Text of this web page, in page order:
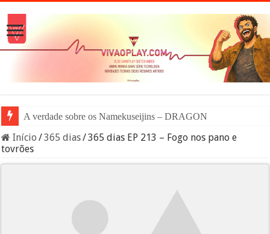
A verdade sobre os Namekuseijins – DRAGON BALL #News
Início /365 dias/365 dias EP 213 – Fogo nos pano e
tovrões